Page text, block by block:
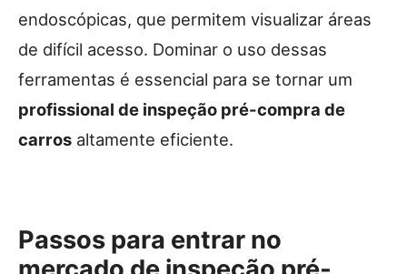
endoscópicas, que permitem visualizar áreas
de difícil acesso. Dominar o uso dessas
ferramentas é essencial para se tornar um
profissional de inspeção pré-compra de
carros altamente eficiente.
Passos para entrar no